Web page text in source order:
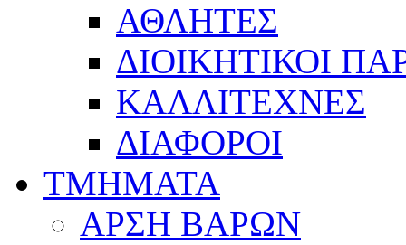
ΑΘΛΗΤΕΣ
ΔΙΟΙΚΗΤΙΚΟΙ
ΚΑΛΛΙΤΕΧΝΕΣ
ΔΙΑΦΟΡΟΙ
ΤΜΗΜΑΤΑ
ΑΡΣΗ ΒΑΡΩΝ